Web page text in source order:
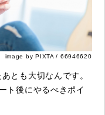
image by PIXTA / 66946620
とも大切なんです。
ト後にやるべきポイ